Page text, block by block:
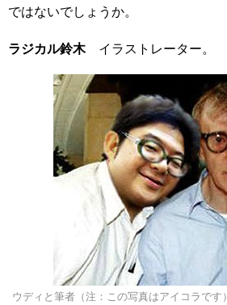
ではないでしょうか。
ラジカル鈴木イラストレーター。
ウディと筆者（注：この写真はアイコラです）